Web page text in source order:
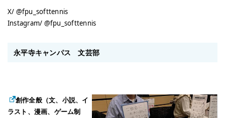
X/ @fpu_softtennis
Instagram/ @fpu_softtennis
永平寺キャンパス 文芸部
創作全般（文、小説、イ
ラスト、漫画、ゲーム制